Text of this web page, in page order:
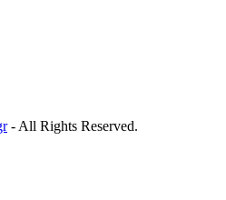
- All Rights Reserved.